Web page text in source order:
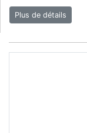
Plus de détails